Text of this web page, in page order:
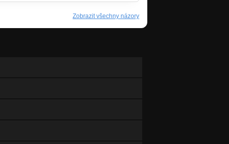
Zobrazit všechny názory